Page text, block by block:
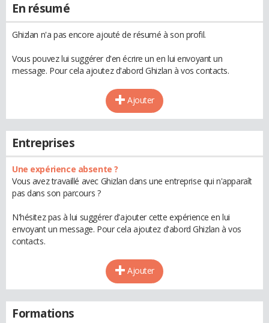
En résumé
Ghizlan n'a pas encore ajouté de résumé à son profil.
Vous pouvez lui suggérer d'en écrire un en lui envoyant un
message. Pour cela ajoutez d'abord Ghizlan à vos contacts.
Ajouter
Entreprises
Une expérience absente ?
Vous avez travaillé avec Ghizlan dans une entreprise qui n'apparaît
pas dans son parcours ?
N'hésitez pas à lui suggérer d'ajouter cette expérience en lui
envoyant un message. Pour cela ajoutez d'abord Ghizlan à vos
contacts.
Ajouter
Formations